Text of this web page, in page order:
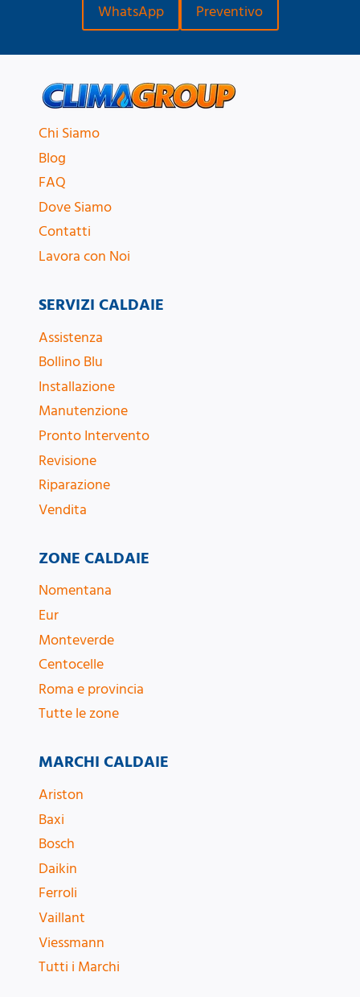
WhatsApp Preventivo
Chi Siamo
Blog
FAQ
Dove Siamo
Contatti
Lavora con Noi
SERVIZI CALDAIE
Assistenza
Bollino Blu
Installazione
Manutenzione
Pronto Intervento
Revisione
Riparazione
Vendita
ZONE CALDAIE
Nomentana
Eur
Monteverde
Centocelle
Roma e provincia
Tutte le zone
MARCHI CALDAIE
Ariston
Baxi
Bosch
Daikin
Ferroli
Vaillant
Viessmann
Tutti i Marchi